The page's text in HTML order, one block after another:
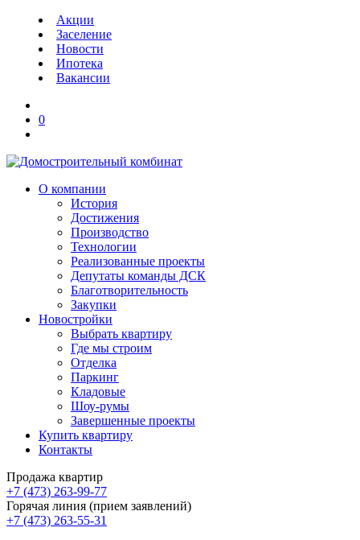
Акции
Заселение
Новости
Ипотека
Вакансии
0
О компании
История
Достижения
Производство
Технологии
Реализованные проекты
Депутаты команды ДСК
Благотворительность
Закупки
Новостройки
Выбрать квартиру
Где мы строим
Отделка
Паркинг
Кладовые
Шоу-румы
Завершенные проекты
Купить квартиру
Контакты
Продажа квартир
+7 (473) 263-99-77
Горячая линия (прием заявлений)
+7 (473) 263-55-31